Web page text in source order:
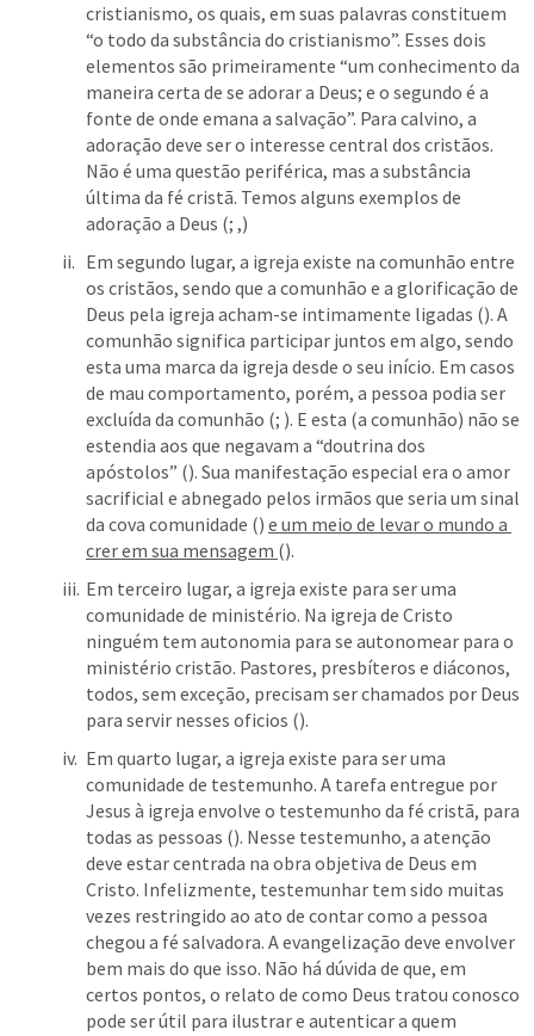
cristianismo, os quais, em suas palavras constituem
“o todo da substância do cristianismo”. Esses dois
elementos são primeiramente “um conhecimento da
maneira certa de se adorar a Deus; e o segundo é a
fonte de onde emana a salvação”. Para calvino, a
adoração deve ser o interesse central dos cristãos.
Não é uma questão periférica, mas a substância
última da fé cristã. Temos alguns exemplos de
adoração a Deus (; ,)
Em segundo lugar, a igreja existe na comunhão entre
os cristãos, sendo que a comunhão e a glorificação de
Deus pela igreja acham-se intimamente ligadas (). A
comunhão significa participar juntos em algo, sendo
esta uma marca da igreja desde o seu início. Em casos
de mau comportamento, porém, a pessoa podia ser
excluída da comunhão (; ). E esta (a comunhão) não se
estendia aos que negavam a “doutrina dos
apóstolos” (). Sua manifestação especial era o amor
sacrificial e abnegado pelos irmãos que seria um sinal
da cova comunidade () e um meio de levar o mundo a
crer em sua mensagem ().
Em terceiro lugar, a igreja existe para ser uma
comunidade de ministério. Na igreja de Cristo
ninguém tem autonomia para se autonomear para o
ministério cristão. Pastores, presbíteros e diáconos,
todos, sem exceção, precisam ser chamados por Deus
para servir nesses oficios ().
Em quarto lugar, a igreja existe para ser uma
comunidade de testemunho. A tarefa entregue por
Jesus à igreja envolve o testemunho da fé cristã, para
todas as pessoas (). Nesse testemunho, a atenção
deve estar centrada na obra objetiva de Deus em
Cristo. Infelizmente, testemunhar tem sido muitas
vezes restringido ao ato de contar como a pessoa
chegou a fé salvadora. A evangelização deve envolver
bem mais do que isso. Não há dúvida de que, em
certos pontos, o relato de como Deus tratou conosco
pode ser útil para ilustrar e autenticar a quem